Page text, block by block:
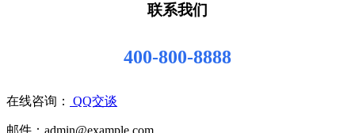
联系我们
400-800-8888
在线咨询： QQ交谈